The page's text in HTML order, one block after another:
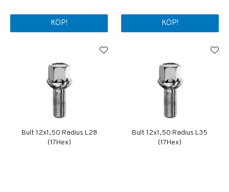
KÖP! KÖP!
Bult 12x1,50 Radius L28
(17Hex)
Bult 12x1,50 Radius L35
(17Hex)